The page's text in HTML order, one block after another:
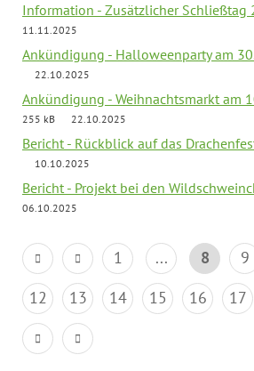
Information - Zusätzlicher Schließtag
11.11.2025
Ankündigung - Halloweenparty am
22.10.2025
Ankündigung - Weihnachtsmarkt am
255 kB
22.10.2025
Bericht - Rückblick auf das
10.10.2025
Bericht - Projekt bei den
06.10.2025
1 ... 8 9
12
13 14 15 16 17